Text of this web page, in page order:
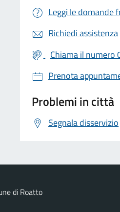
Leggi le domande
Richiedi assistenza
Chiama il numero
Prenota
Problemi in città
Segnala disservizio
di Roatto